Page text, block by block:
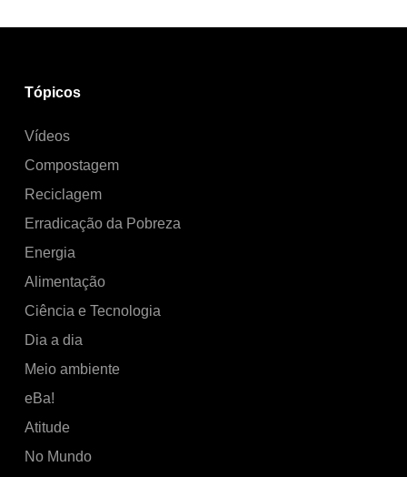
Tópicos
Vídeos
Compostagem
Reciclagem
Erradicação da Pobreza
Energia
Alimentação
Ciência e Tecnologia
Dia a dia
Meio ambiente
eBa!
Atitude
No Mundo